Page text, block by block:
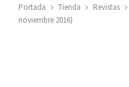
Portada Tienda Revistas
noviembre 2016)